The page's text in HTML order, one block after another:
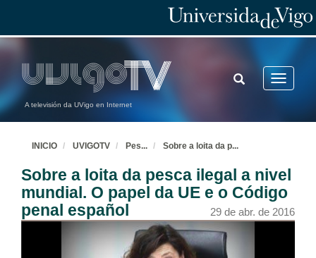
A televisión da UVigo en Internet
Toggle
TOGGLE
SEARCH
INICIO UVIGOTV Pes... Sobre a loita da p...
Sobre a loita da pesca ilegal a nivel
mundial. O papel da UE e o Código
penal español
29 de abr. de 2016